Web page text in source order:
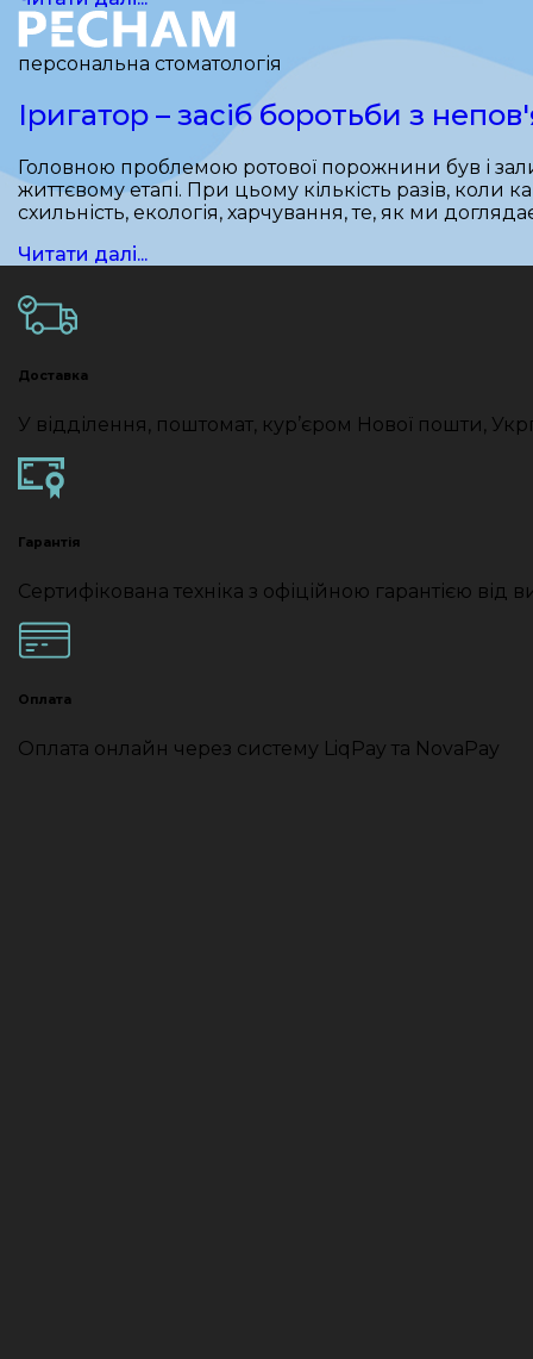
персональна стоматологія
Іригатор – засіб боротьби з
Головною проблемою ротової порожнини був і
життєвому етапі. При цьому кількість разів, коли
схильність, екологія, харчування, те, як ми
Читати далі...
Доставка
У відділення, поштомат, кур’єром Нової пошти,
Гарантія
Сертифікована техніка з офіційною гарантією від
Оплата
Оплата онлайн через систему LiqPay та NovaPay